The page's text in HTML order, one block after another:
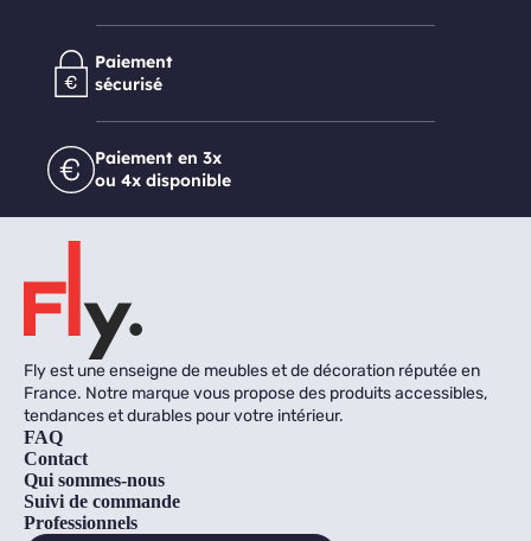
Paiement
sécurisé
Paiement en 3x
ou 4x disponible
Fly est une enseigne de meubles et de décoration réputée en
France. Notre marque vous propose des produits accessibles,
tendances et durables pour votre intérieur.
FAQ
Contact
Qui sommes-nous
Suivi de commande
Professionnels